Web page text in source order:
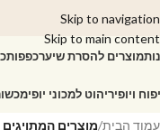
Skip to navigation
Skip to main content
מוצרים להסרת שיערכפפות
ויופיריהוט למכוני יופי
עמוד הבית/מוצרים